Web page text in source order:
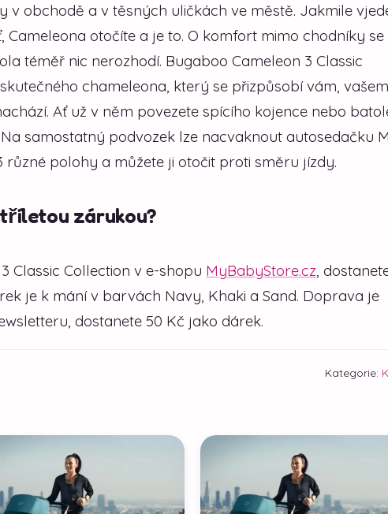
v obchodě a v těsných uličkách ve městě. Jakmile
otočíte a je to. O komfort mimo chodníky se
téměř nic nerozhodí. Bugaboo Cameleon 3 Classic
chameleona, který se přizpůsobí vám,
Ať už v něm povezete spícího kojence nebo
samostatný podvozek lze nacvaknout autosedačku
různé polohy a můžete ji otočit proti směru jízdy.
zárukou?
Classic Collection v e-shopu MyBabyStore.cz,
je k mání v barvách Navy, Khaki a Sand. Doprava je
dostanete 50 Kč jako dárek.
Kategorie: